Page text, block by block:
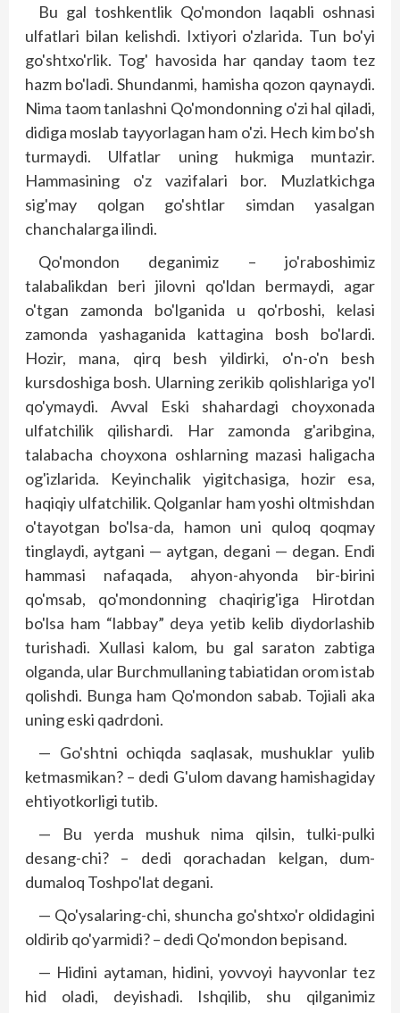
Bu gal toshkentlik Qo'mondon laqabli oshnasi
ulfatlari bilan kelishdi. Ixtiyori o'zlarida. Tun bo'yi
go'shtxo'rlik. Tog' havosida har qanday taom tez
hazm bo'ladi. Shundanmi, hamisha qozon qaynaydi.
Nima taom tanlashni Qo'mondonning o'zi hal qiladi,
didiga moslab tayyorlagan ham o'zi. Hech kim bo'sh
turmaydi. Ulfatlar uning hukmiga muntazir.
Hammasining o'z vazifalari bor. Muzlatkichga
sig'may qolgan go'shtlar simdan yasalgan
chanchalarga ilindi.
Qo'mondon deganimiz – jo'raboshimiz
talabalikdan beri jilovni qo'ldan bermaydi, agar
o'tgan zamonda bo'lganida u qo'rboshi, kelasi
zamonda yashaganida kattagina bosh bo'lardi.
Hozir, mana, qirq besh yildirki, o'n-o'n besh
kursdoshiga bosh. Ularning zerikib qolishlariga yo'l
qo'ymaydi. Avval Eski shahardagi choyxonada
ulfatchilik qilishardi. Har zamonda g'aribgina,
talabacha choyxona oshlarning mazasi haligacha
og'izlarida. Keyinchalik yigitchasiga, hozir esa,
haqiqiy ulfatchilik. Qolganlar ham yoshi oltmishdan
o'tayotgan bo'lsa-da, hamon uni quloq qoqmay
tinglaydi, aytgani — aytgan, degani — degan. Endi
hammasi nafaqada, ahyon-ahyonda bir-birini
qo'msab, qo'mondonning chaqirig'iga Hirotdan
bo'lsa ham “labbay” deya yetib kelib diydorlashib
turishadi. Xullasi kalom, bu gal saraton zabtiga
olganda, ular Burchmullaning tabiatidan orom istab
qolishdi. Bunga ham Qo'mondon sabab. Tojiali aka
uning eski qadrdoni.
— Go'shtni ochiqda saqlasak, mushuklar yulib
ketmasmikan? – dedi G'ulom davang hamishagiday
ehtiyotkorligi tutib.
— Bu yerda mushuk nima qilsin, tulki-pulki
desang-chi? – dedi qorachadan kelgan, dum-
dumaloq Toshpo'lat degani.
— Qo'ysalaring-chi, shuncha go'shtxo'r oldidagini
oldirib qo'yarmidi? – dedi Qo'mondon bepisand.
— Hidini aytaman, hidini, yovvoyi hayvonlar tez
hid oladi, deyishadi. Ishqilib, shu qilganimiz